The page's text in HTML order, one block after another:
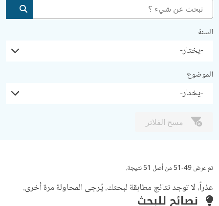
إضافة
السنة
الموضوع
مسح الفلاتر
تم عرض 49-51 من أصل 51 نتيجة.
عذراً، لا توجد نتائج مطابقة لبحثك. يُرجى المحاولة مرة أخرى.
نصائح للبحث